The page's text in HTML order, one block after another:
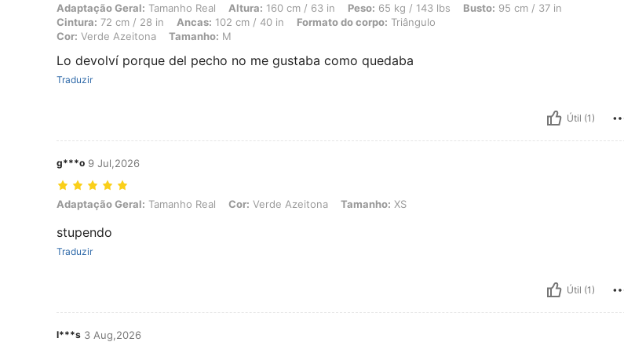
Adaptação Geral: Tamanho Real, Altura: 160 cm / 63 in, Peso: 65 kg / 143 lbs, Busto: 95 cm / 37 in, Cintura: 72 cm / 28 in, Ancas:
Adaptação Geral: Tamanho Real Altura: 160 cm / 63 in Peso: 65 kg / 143 lbs Busto: 95 cm / 37 in
Cintura: 72 cm / 28 in Ancas: 102 cm / 40 in Formato do corpo: Triângulo
Cor: Verde Azeitona Tamanho: M
Lo devolví porque del pecho no me gustaba como quedaba
Traduzir
Útil (1)
g***o 9 Jul,2026
Adaptação Geral: Tamanho Real, Cor: Verde Azeitona, Tamanho: XS
Adaptação Geral: Tamanho Real Cor: Verde Azeitona Tamanho: XS
stupendo
Traduzir
Útil (1)
l***s 3 Aug,2026